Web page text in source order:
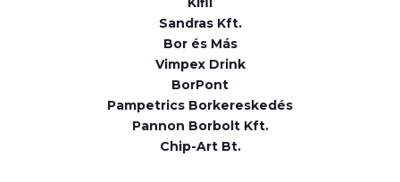
Sandras Kft.
Bor és Más
Vimpex Drink
BorPont
Pampetrics Borkereskedés
Pannon Borbolt Kft.
Chip-Art Bt.